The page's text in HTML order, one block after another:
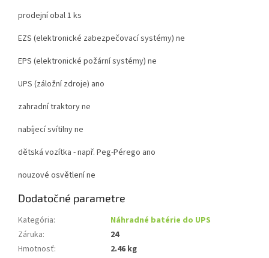
prodejní obal 1 ks
EZS (elektronické zabezpečovací systémy) ne
EPS (elektronické požární systémy) ne
UPS (záložní zdroje) ano
zahradní traktory ne
nabíjecí svítilny ne
dětská vozítka - např. Peg-Pérego ano
nouzové osvětlení ne
Dodatočné parametre
Kategória:
Náhradné batérie do UPS
Záruka:
24
Hmotnosť:
2.46 kg